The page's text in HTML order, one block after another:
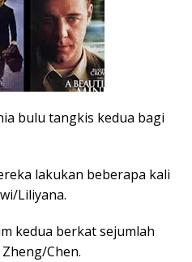
bulu tangkis kedua bagi
lakukan beberapa kali
Liliyana.
kedua berkat sejumlah
Chen.